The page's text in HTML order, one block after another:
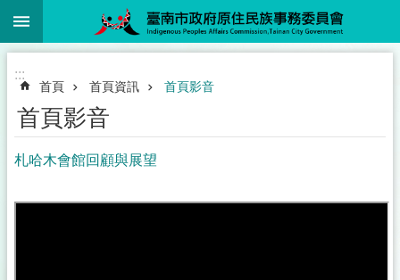
跳到主要內容區塊
:::
首頁 首頁資訊 首頁影音
首頁影音
札哈木會館回顧與展望